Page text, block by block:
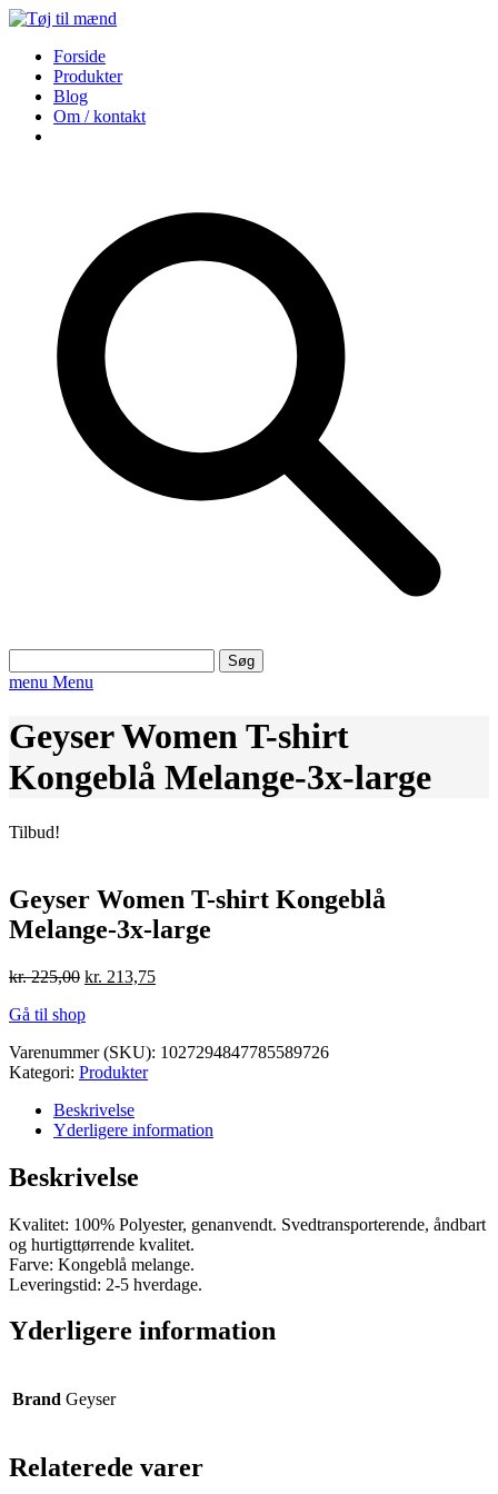
Forside
Produkter
Blog
Om / kontakt
efter:
menu Menu
Geyser Women T-shirt
Kongeblå Melange-3x-large
Tilbud!
Geyser Women T-shirt Kongeblå
Melange-3x-large
kr.225,00 Den
pris
kr. 225,00.
kr. 213,75Den
kr. 213,75.
Gå til shop
Varenummer (SKU): 1027294847785589726
Kategori: Produkter
Beskrivelse
Yderligere information
Beskrivelse
Kvalitet: 100% Polyester, genanvendt. Svedtransporterende, åndbart
og hurtigttørrende kvalitet.
Farve: Kongeblå melange.
Leveringstid: 2-5 hverdage.
Yderligere information
Brand Geyser
Relaterede varer